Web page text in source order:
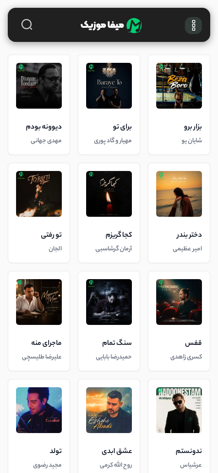
بزار برو
شایان یو
برای تو
مهیار و گاد پوری
دیوونه بودم
مهدی جهانی
دختر بندر
امیر عظیمی
کجا گریزم
آرمان گرشاسبی
تو رفتی
الجان
قفس
کسری زاهدی
سنگ تمام
حمیدرضا بابایی
ماجرای منه
علیرضا طلیسچی
ندونستم
عرشیاس
عشق ابدی
روح الله کرمی
تولد
مجید رضوی